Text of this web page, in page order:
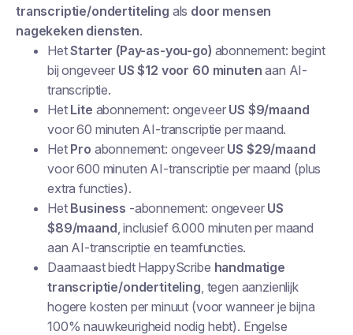
transcriptie/ondertiteling als door mensen
nagekeken diensten.
HetStarter (Pay-as-you-go) abonnement: begint
bij ongeveer US $12 voor 60 minuten aan AI-
transcriptie.
Het Lite abonnement: ongeveer US $9/maand
voor 60 minuten AI-transcriptie per maand.
Het Pro abonnement: ongeveer US $29/maand
voor 600 minuten AI-transcriptie per maand (plus
extra functies).
Het Business -abonnement: ongeveer US
$89/maand, inclusief 6.000 minuten per maand
aan AI-transcriptie en teamfuncties.
Daarnaast biedt HappyScribe handmatige
transcriptie/ondertiteling, tegen aanzienlijk
hogere kosten per minuut (voor wanneer je bijna
100% nauwkeurigheid nodig hebt). Engelse